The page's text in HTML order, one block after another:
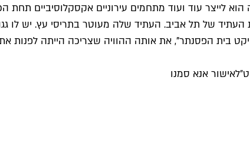
לייצר עוד ועוד מתחמים עירוניים אקסקלוסיביים
של תל אביב. העתיד שלה מעוטר בתריסי עץ. יש לו
בית הפסנתר", את אותה ההוויה שצריכה הייתה לפנות
לאישור אנא סמנו